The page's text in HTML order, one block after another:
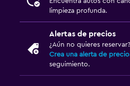
limpieza profunda.
Alertas de precios
¿Aún no quieres reservar?
Crea una alerta de
seguimiento.